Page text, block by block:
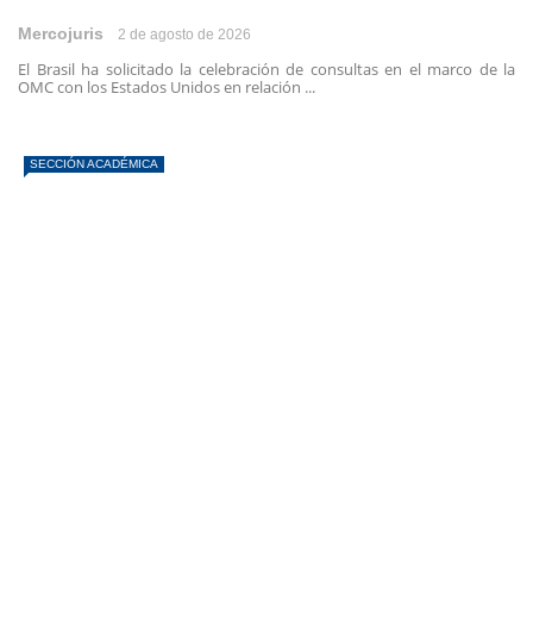
Mercojuris 2 de agosto de 2026
El Brasil ha solicitado la celebración de consultas en el marco de la
OMC con los Estados Unidos en relación ...
SECCIÓN ACADÉMICA